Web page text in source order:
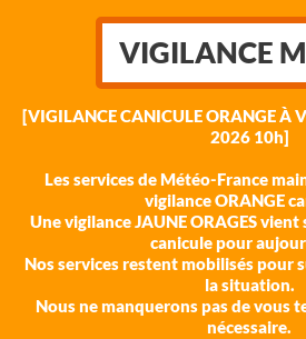
VIGILANCE
[VIGILANCE CANICULE ORANGE À
2026 10h]
Les services de Météo-France
vigilance ORANGE
Une vigilance JAUNE ORAGES
canicule pour
Nos services restent mobilisés pour
la situation.
Nous ne manquerons pas de vous
nécessaire.